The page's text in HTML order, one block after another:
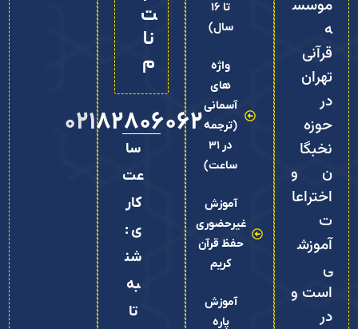
موسس
ه
قرآنی
تهران
در
حوزه
نخبگا
ن و
اختراعا
ت
آموزش
ی
است و
در
تا 16
سال)
واژه
های
آسمانی
(ترجمه
در 31
ساعت)
آموزش
غیرحضوری
حفظ قرآن
کریم
آموزش
پاره
ت‌
نا
م
02182806062
سا
عت
کار
ی :
شن
به
تا